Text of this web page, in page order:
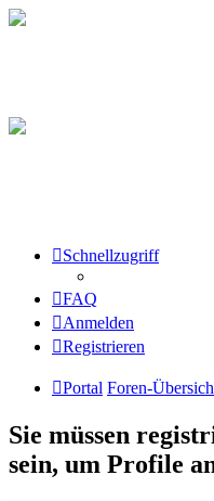
Schnellzugriff
FAQ
Anmelden
Registrieren
Portal Foren-
Sie müssen
sein, um Profile